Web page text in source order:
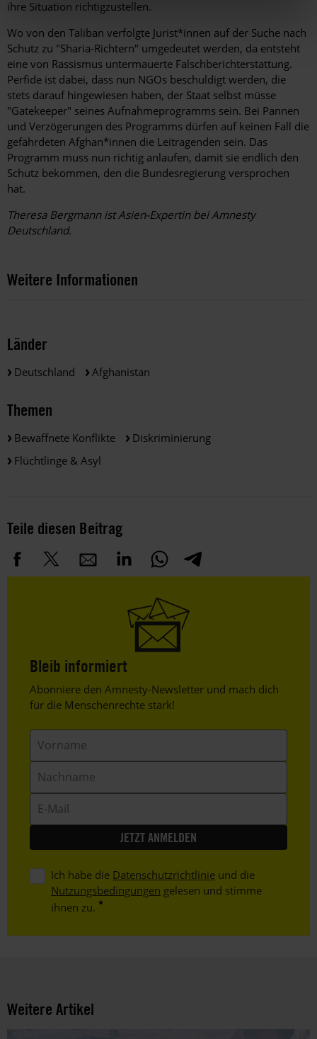
ihre Situation richtigzustellen.
Wo von den Taliban verfolgte Jurist*innen auf der Suche nach
Schutz zu "Sharia-Richtern" umgedeutet werden, da entsteht
eine von Rassismus untermauerte Falschberichterstattung.
Perfide ist dabei, dass nun NGOs beschuldigt werden, die
stets darauf hingewiesen haben, der Staat selbst müsse
"Gatekeeper" seines Aufnahmeprogramms sein. Bei Pannen
und Verzögerungen des Programms dürfen auf keinen Fall die
gefährdeten Afghan*innen die Leitragenden sein. Das
Programm muss nun richtig anlaufen, damit sie endlich den
Schutz bekommen, den die Bundesregierung versprochen
hat.
Theresa Bergmann istAsien-Expertin bei Amnesty
Deutschland.
Weitere Informationen
Länder
Deutschland Afghanistan
Themen
Bewaffnete Konflikte
Diskriminierung
Flüchtlinge & Asyl
Teile diesen Beitrag
Bleib informiert
Header
Text
Abonniere den Amnesty-Newsletter und mach dich
für die Menschenrechte stark!
Mail
Ich habe die Datenschutzrichtlinie und die
Nutzungsbedingungen gelesen und stimme
ihnen zu.
Weitere Artikel